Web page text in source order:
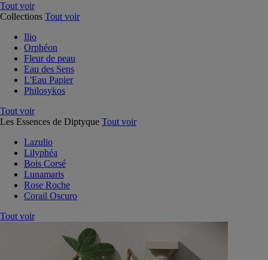
Tout voir
Collections Tout voir
Ilio
Orphéon
Fleur de peau
Eau des Sens
L'Eau Papier
Philosykos
Tout voir
Les Essences de Diptyque Tout voir
Lazulio
Lilyphéa
Bois Corsé
Lunamaris
Rose Roche
Corail Oscuro
Tout voir